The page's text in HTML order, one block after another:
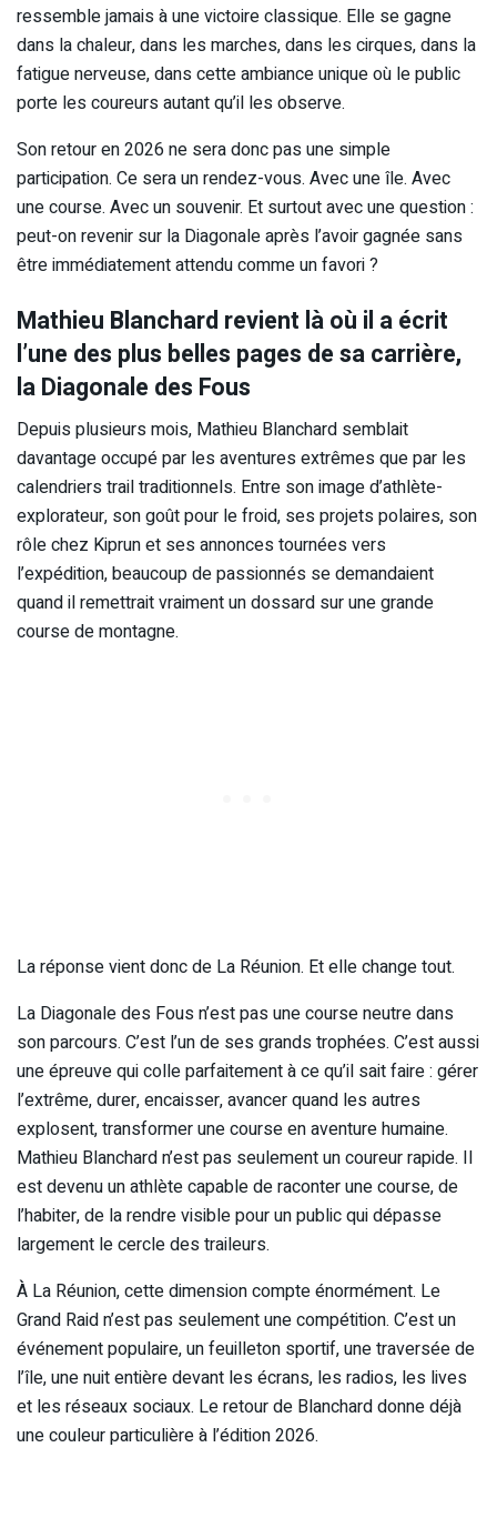
ressemble jamais à une victoire classique. Elle se gagne
dans la chaleur, dans les marches, dans les cirques, dans la
fatigue nerveuse, dans cette ambiance unique où le public
porte les coureurs autant qu’il les observe.
Son retour en 2026 ne sera donc pas une simple
participation. Ce sera un rendez-vous. Avec une île. Avec
une course. Avec un souvenir. Et surtout avec une question :
peut-on revenir sur la Diagonale après l’avoir gagnée sans
être immédiatement attendu comme un favori ?
Mathieu Blanchard revient là où il a écrit
l’une des plus belles pages de sa carrière,
la Diagonale des Fous
Depuis plusieurs mois, Mathieu Blanchard semblait
davantage occupé par les aventures extrêmes que par les
calendriers trail traditionnels. Entre son image d’athlète-
explorateur, son goût pour le froid, ses projets polaires, son
rôle chez Kiprun et ses annonces tournées vers
l’expédition, beaucoup de passionnés se demandaient
quand il remettrait vraiment un dossard sur une grande
course de montagne.
La réponse vient donc de La Réunion. Et elle change tout.
La Diagonale des Fous n’est pas une course neutre dans
son parcours. C’est l’un de ses grands trophées. C’est aussi
une épreuve qui colle parfaitement à ce qu’il sait faire : gérer
l’extrême, durer, encaisser, avancer quand les autres
explosent, transformer une course en aventure humaine.
Mathieu Blanchard n’est pas seulement un coureur rapide. Il
est devenu un athlète capable de raconter une course, de
l’habiter, de la rendre visible pour un public qui dépasse
largement le cercle des traileurs.
À La Réunion, cette dimension compte énormément. Le
Grand Raid n’est pas seulement une compétition. C’est un
événement populaire, un feuilleton sportif, une traversée de
l’île, une nuit entière devant les écrans, les radios, les lives
et les réseaux sociaux. Le retour de Blanchard donne déjà
une couleur particulière à l’édition 2026.